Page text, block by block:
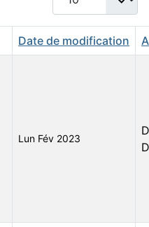
Date de modification
Lun Fév 2023